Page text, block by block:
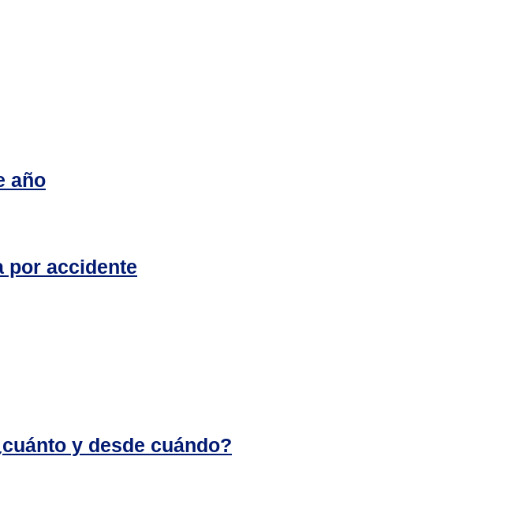
año
por accidente
y desde cuándo?